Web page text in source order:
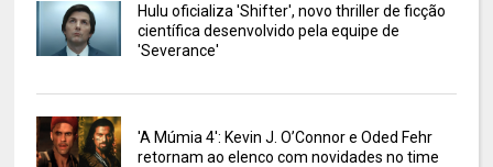
Hulu oficializa 'Shifter', novo thriller de ficção
científica desenvolvido pela equipe de
'Severance'
'A Múmia 4': Kevin J. O’Connor e Oded Fehr
retornam ao elenco com novidades no time